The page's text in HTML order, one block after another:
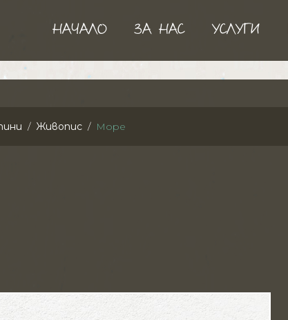
НАЧАЛО ЗА НАС УСЛУГИ
Живопис Море